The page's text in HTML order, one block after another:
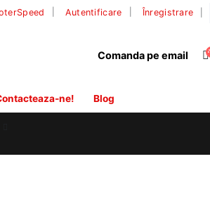
Autentificare Înregistrare
Comanda pe email
ne! Blog